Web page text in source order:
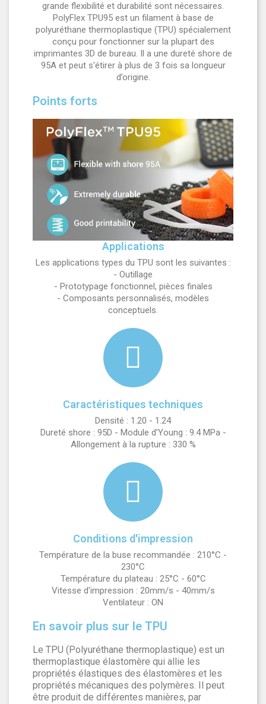
grande flexibilité et durabilité sont nécessaires.
PolyFlex TPU95 est un filament à base de
polyuréthane thermoplastique (TPU) spécialement
conçu pour fonctionner sur la plupart des
imprimantes 3D de bureau. Il a une dureté shore de
95A et peut s'étirer à plus de 3 fois sa longueur
d’origine.
Points forts
Applications
Les applications types du TPU sont les suivantes :
- Outillage
- Prototypage fonctionnel, pièces finales
- Composants personnalisés, modèles
conceptuels.
Caractéristiques techniques
Densité : 1.20 - 1.24
Dureté shore : 95D - Module d'Young : 9.4 MPa -
Allongement à la rupture : 330 %
Conditions d'impression
Température de la buse recommandée : 210°C -
230°C
Température du plateau : 25°C - 60°C
Vitesse d'impression : 20mm/s - 40mm/s
Ventilateur : ON
En savoir plus sur le TPU
Le TPU (Polyuréthane thermoplastique) est un
thermoplastique élastomère qui allie les
propriétés élastiques des élastomères et les
propriétés mécaniques des polymères. Il peut
être produit de différentes manières, par